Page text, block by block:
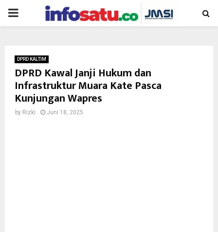
PRIMARY
DPRD KALTIM
DPRD Kawal Janji Hukum dan
Infrastruktur Muara Kate Pasca
Kunjungan Wapres
by Rizki Juni 18, 2025